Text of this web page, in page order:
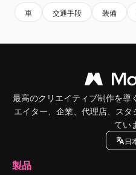
車 交通手段 装備
最高のクリエイティブ制作を導
エイター、企業、代理店、ス
てい
日
製品